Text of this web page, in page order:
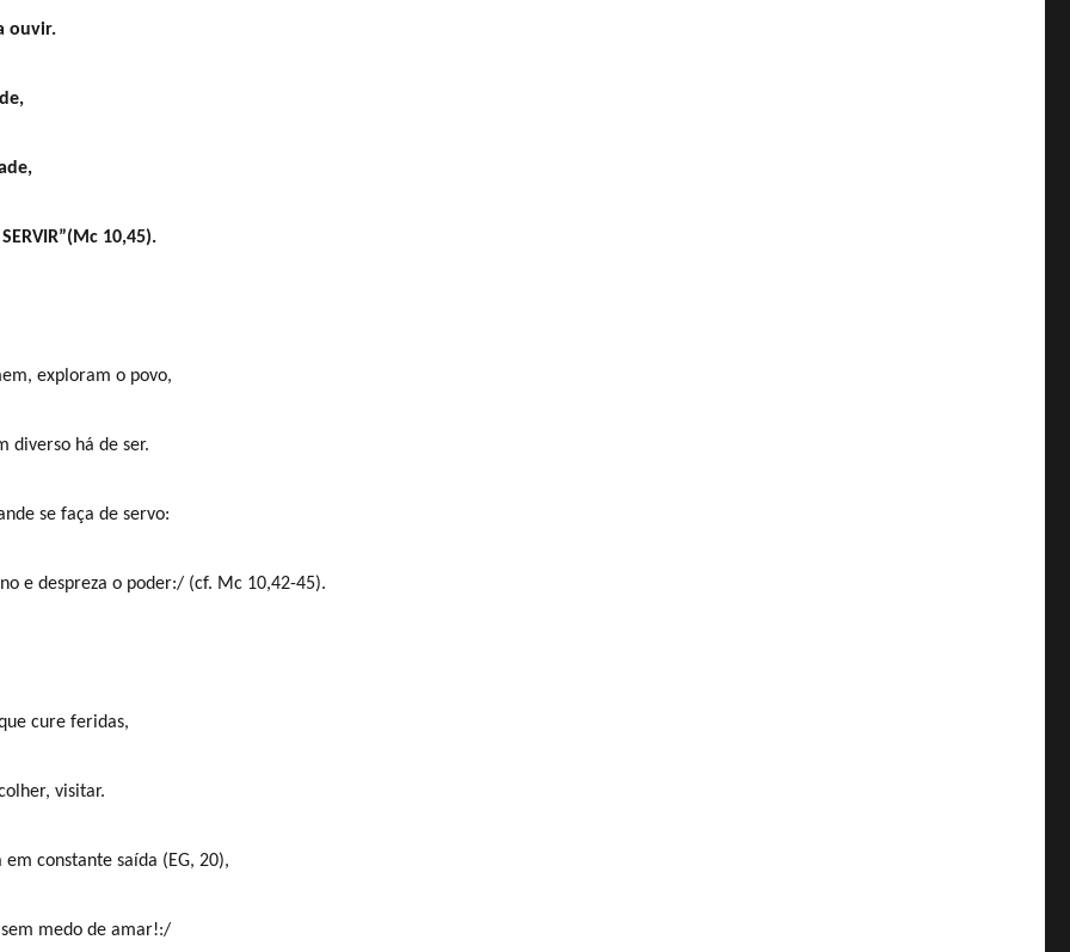
ouvir.
10,45).
exploram o povo,
diverso há de ser.
se faça de servo:
e despreza o poder:/ (cf. Mc 10,42-45).
cure feridas,
visitar.
constante saída (EG, 20),
medo de amar!:/